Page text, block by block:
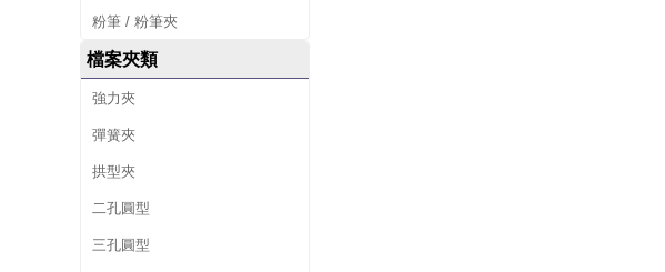
粉筆 / 粉筆夾
檔案夾類
強力夾
彈簧夾
拱型夾
二孔圓型
三孔圓型